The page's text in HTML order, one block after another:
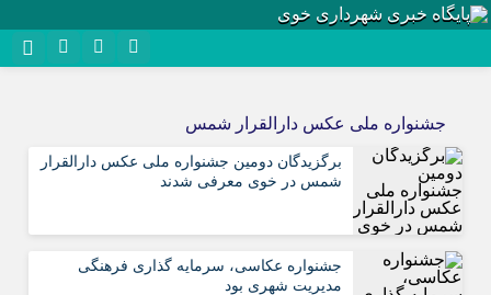
سروش
ایتا
آپارات
اپلیکیشن
رمز عبور
مرا به خاطر بسپار
جشنواره ملی عکس دارالقرار شمس
برگزیدگان دومین جشنواره ملی عکس دارالقرار
شمس در خوی معرفی شدند
جشنواره عکاسی، سرمایه گذاری فرهنگی
مدیریت شهری بود